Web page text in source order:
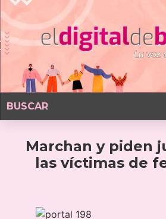
Marchan y piden
las víctimas de